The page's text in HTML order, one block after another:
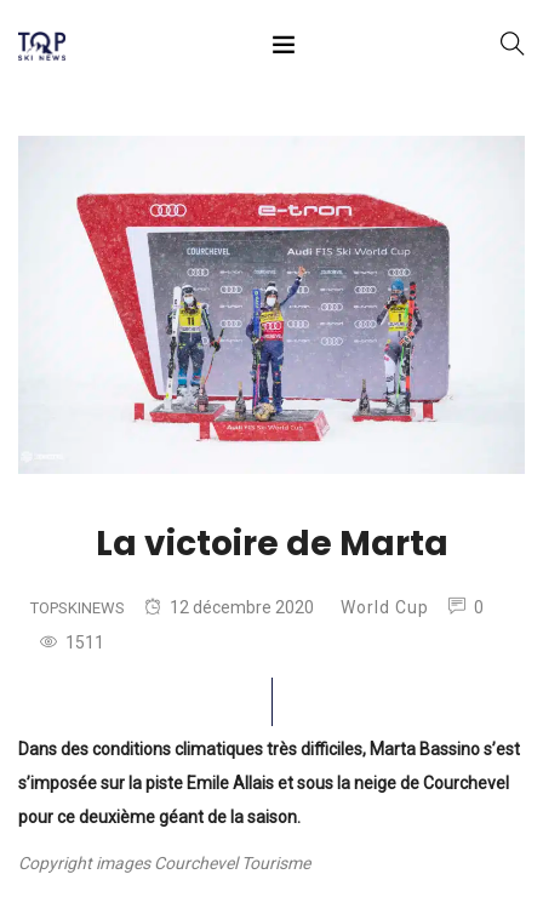
La victoire de Marta
TOPSKINEWS 12 décembre 2020 World Cup
0
1511
Dans des conditions climatiques très difficiles, Marta Bassino s’est
s’imposée sur la piste Emile Allais et sous la neige de Courchevel
pour ce deuxième géant de la saison.
Copyright images Courchevel Tourisme